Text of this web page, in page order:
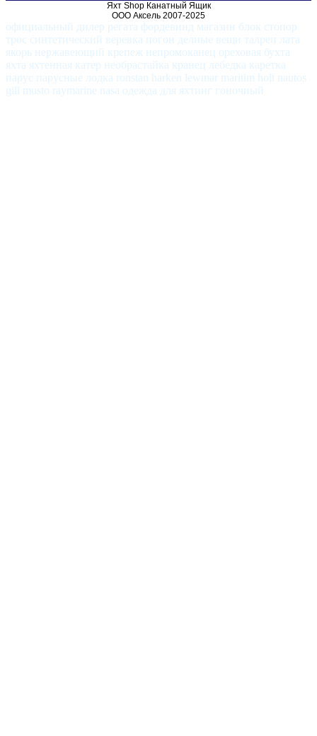
Яхт Shop Канатный Ящик
ООО Аксель 2007-2025
официальный дилер регата фордевинд магазин блок стопор
трос синтетический веревка погон делные вещи талреп лата
якорь нержавеющий крепеж непромоканец ореховая бухта
яхта яхтенная катер необрастайка кранец лебедка каретка
парус парусные лодка ronstan harken lewmar maritim holt nautos
gill musto raymarine nasa одежда для яхтинг гоночный